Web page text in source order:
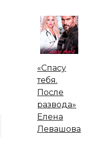
«Спасу
тебя.
После
развода»
Елена
Левашова